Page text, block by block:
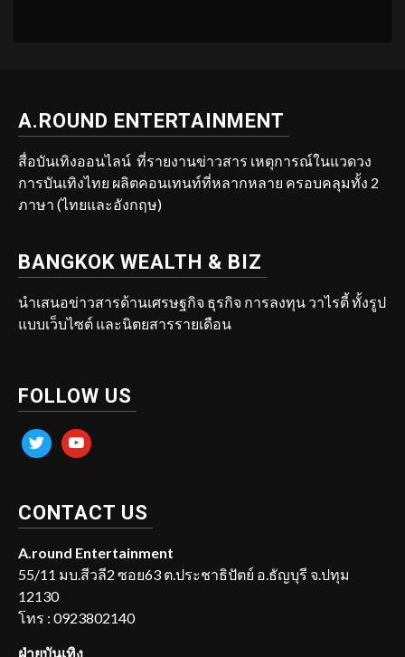
A.ROUND ENTERTAINMENT
สื่อบันเทิงออนไลน์ ที่รายงานข่าวสาร เหตุการณ์ในแวดวง
การบันเทิงไทย ผลิตคอนเทนท์ที่หลากหลาย ครอบคลุมทั้ง 2
ภาษา (ไทยและอังกฤษ)
BANGKOK WEALTH & BIZ
นำเสนอข่าวสารด้านเศรษฐกิจ ธุรกิจ การลงทุน วาไรตี้ ทั้งรูป
แบบเว็บไซต์ และนิตยสารรายเดือน
FOLLOW US
twitter youtube
CONTACT US
A.round Entertainment
55/11 มบ.สีวลี2 ซอย63 ต.ประชาธิปัตย์ อ.ธัญบุรี จ.ปทุม
12130
โทร : 0923802140
ฝ่ายบันเทิง